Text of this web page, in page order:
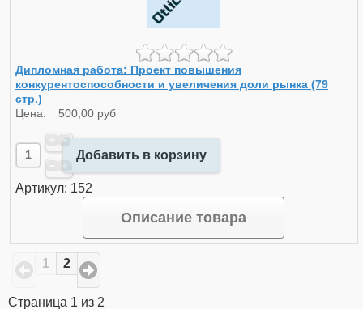
Дипломная работа: Проект повышения
конкурентоспособности и увеличения доли рынка (79
стр.)
Цена: 500,00 руб
Добавить в корзину
Артикул: 152
Описание товара
1 2
Страница 1 из 2